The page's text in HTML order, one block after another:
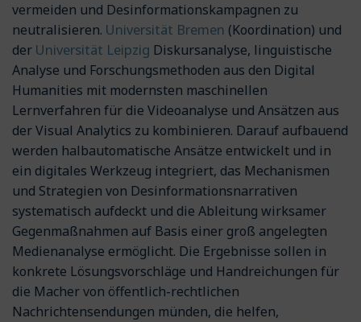
vermeiden und Desinformationskampagnen zu
neutralisieren. Universität Bremen (Koordination) und
der Universität Leipzig Diskursanalyse, linguistische
Analyse und Forschungsmethoden aus den Digital
Humanities mit modernsten maschinellen
Lernverfahren für die Videoanalyse und Ansätzen aus
der Visual Analytics zu kombinieren. Darauf aufbauend
werden halbautomatische Ansätze entwickelt und in
ein digitales Werkzeug integriert, das Mechanismen
und Strategien von Desinformationsnarrativen
systematisch aufdeckt und die Ableitung wirksamer
Gegenmaßnahmen auf Basis einer groß angelegten
Medienanalyse ermöglicht. Die Ergebnisse sollen in
konkrete Lösungsvorschläge und Handreichungen für
die Macher von öffentlich-rechtlichen
Nachrichtensendungen münden, die helfen,